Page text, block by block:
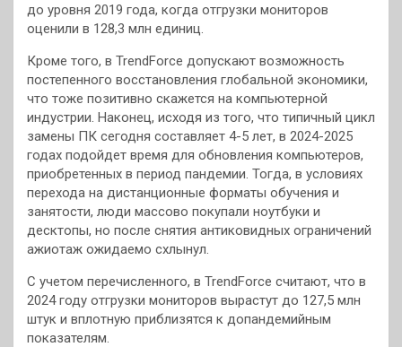
до уровня 2019 года, когда отгрузки мониторов
оценили в 128,3 млн единиц.
Кроме того, в TrendForce допускают возможность
постепенного восстановления глобальной экономики,
что тоже позитивно скажется на компьютерной
индустрии. Наконец, исходя из того, что типичный цикл
замены ПК сегодня составляет 4-5 лет, в 2024-2025
годах подойдет время для обновления компьютеров,
приобретенных в период пандемии. Тогда, в условиях
перехода на дистанционные форматы обучения и
занятости, люди массово покупали ноутбуки и
десктопы, но после снятия антиковидных ограничений
ажиотаж ожидаемо схлынул.
С учетом перечисленного, в TrendForce считают, что в
2024 году отгрузки мониторов вырастут до 127,5 млн
штук и вплотную приблизятся к допандемийным
показателям.